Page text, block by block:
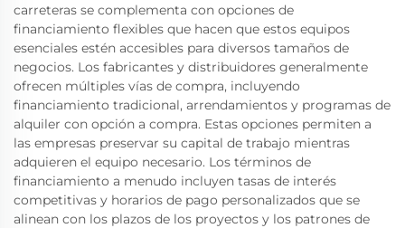
carreteras se complementa con opciones de
financiamiento flexibles que hacen que estos equipos
esenciales estén accesibles para diversos tamaños de
negocios. Los fabricantes y distribuidores generalmente
ofrecen múltiples vías de compra, incluyendo
financiamiento tradicional, arrendamientos y programas de
alquiler con opción a compra. Estas opciones permiten a
las empresas preservar su capital de trabajo mientras
adquieren el equipo necesario. Los términos de
financiamiento a menudo incluyen tasas de interés
competitivas y horarios de pago personalizados que se
alinean con los plazos de los proyectos y los patrones de